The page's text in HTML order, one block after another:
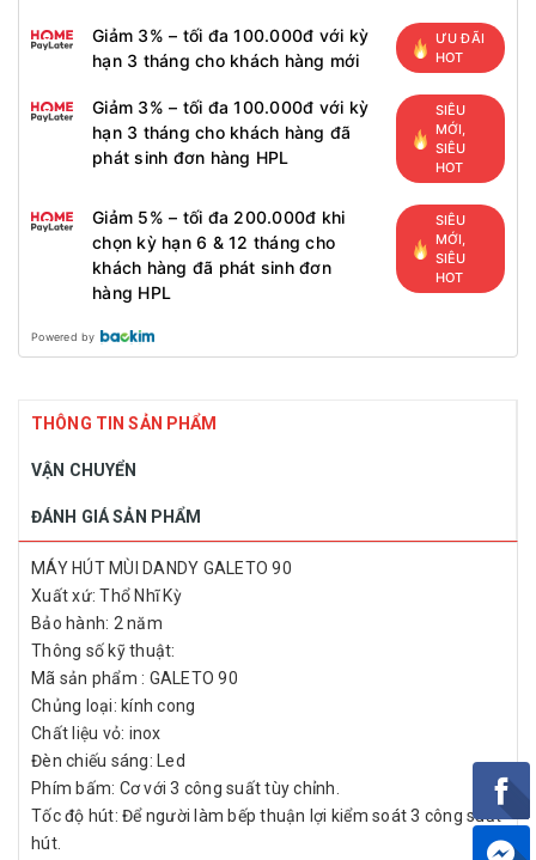
Giảm 3% – tối đa 100.000đ với kỳ
hạn 3 tháng cho khách hàng mới
ƯU ĐÃI
HOT
Giảm 3% – tối đa 100.000đ với kỳ
hạn 3 tháng cho khách hàng đã
phát sinh đơn hàng HPL
SIÊU
MỚI,
SIÊU
HOT
Giảm 5% – tối đa 200.000đ khi
chọn kỳ hạn 6 & 12 tháng cho
khách hàng đã phát sinh đơn
hàng HPL
SIÊU
MỚI,
SIÊU
HOT
Powered by
THÔNG TIN SẢN PHẨM
VẬN CHUYỂN
ĐÁNH GIÁ SẢN PHẨM
MÁY HÚT MÙI DANDY GALETO 90
Xuất xứ: Thổ Nhĩ Kỳ
Bảo hành: 2 năm
Thông số kỹ thuật:
Mã sản phẩm : GALETO 90
Chủng loại: kính cong
Chất liệu vỏ: inox
Đèn chiếu sáng: Led
Phím bấm: Cơ với 3 công suất tùy chỉnh.
Tốc độ hút: Để người làm bếp thuận lợi kiểm soát 3 công suất
hút.